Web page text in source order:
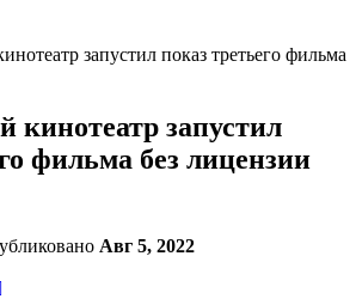
запустил показ третьего фильма
кинотеатр запустил
фильма без лицензии
Авг 5, 2022